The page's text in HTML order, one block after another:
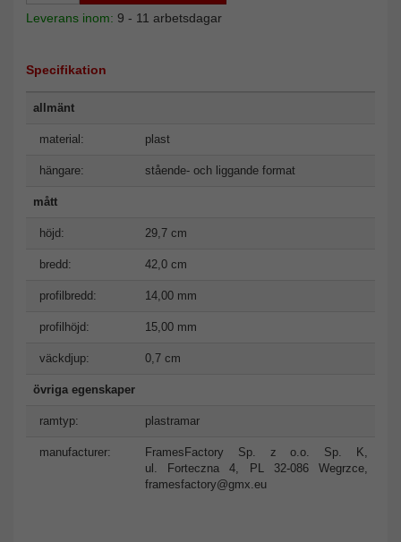
Leverans inom: 9 - 11 arbetsdagar
Specifikation
allmänt
material: plast
hängare: stående- och liggande format
mått
höjd: 29,7 cm
bredd: 42,0 cm
profilbredd: 14,00 mm
profilhöjd: 15,00 mm
väckdjup: 0,7 cm
övriga egenskaper
ramtyp: plastramar
manufacturer:
FramesFactory Sp. z o.o. Sp. K,
ul. Forteczna 4, PL 32-086 Wegrzce,
framesfactory@gmx.eu